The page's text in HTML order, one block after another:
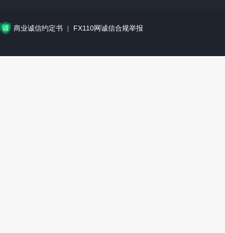
商业诚信约定书 FX110网诚信合规举报